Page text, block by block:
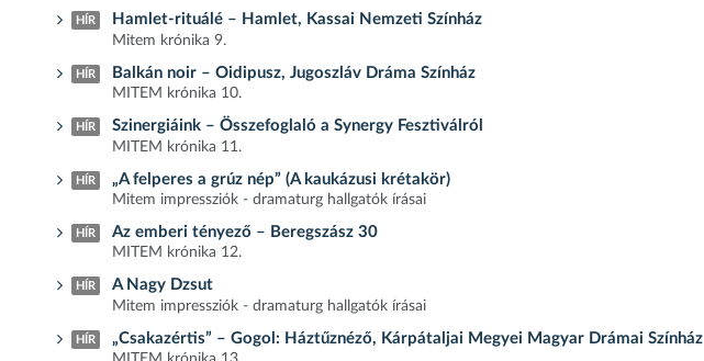
HÍR Hamlet-rituálé – Hamlet, Kassai Nemzeti Színház
Mitem krónika 9.
HÍR Balkán noir – Oidipusz, Jugoszláv Dráma Színház
MITEM krónika 10.
HÍR Szinergiáink – Összefoglaló a Synergy Fesztiválról
MITEM krónika 11.
HÍR „A felperes a grúz nép” (A kaukázusi krétakör)
Mitem impressziók - dramaturg hallgatók írásai
HÍR Az emberi tényező – Beregszász 30
MITEM krónika 12.
HÍR A Nagy Dzsut
Mitem impressziók - dramaturg hallgatók írásai
HÍR „Csakazértis” – Gogol: Háztűznéző, Kárpátaljai Megyei Magyar Drámai Színház